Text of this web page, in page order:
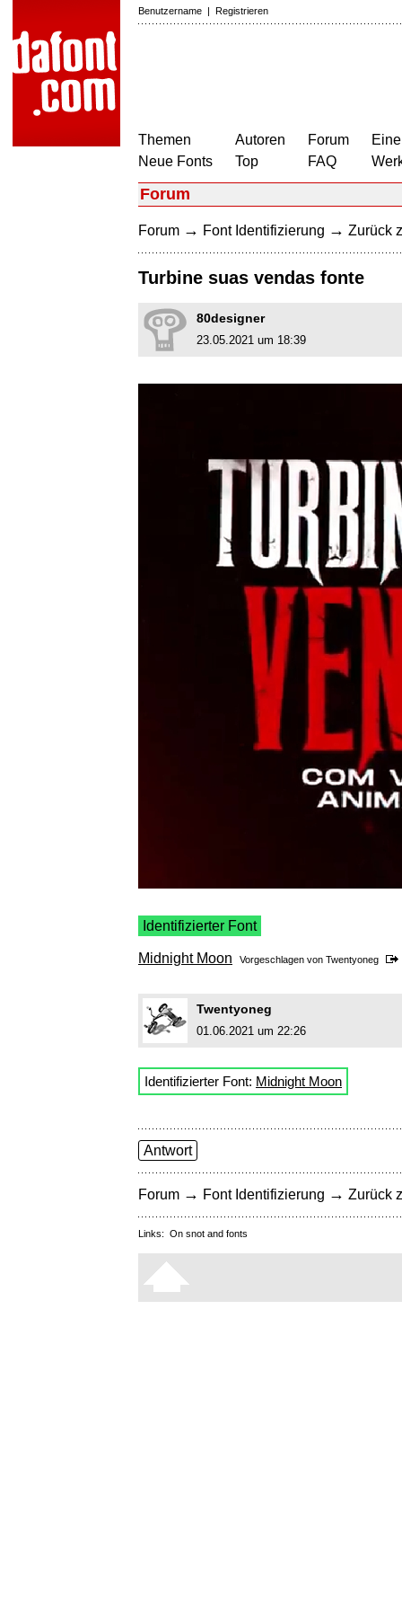
Benutzername | Registrieren
Themen
Neue Fonts
Autoren
Top
Forum
FAQ
Forum
Forum → Font Identifizierung → Zurück
Turbine suas vendas fonte
80designer
23.05.2021 um 18:39
Identifizierter Font
Midnight Moon Vorgeschlagen von Twentyoneg
Twentyoneg
01.06.2021 um 22:26
Identifizierter Font: Midnight Moon
Antwort
Forum → Font Identifizierung → Zurück
Links: On snot and fonts